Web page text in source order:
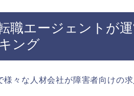
職エージェントが
ング
様々な人材会社が障害者向けの